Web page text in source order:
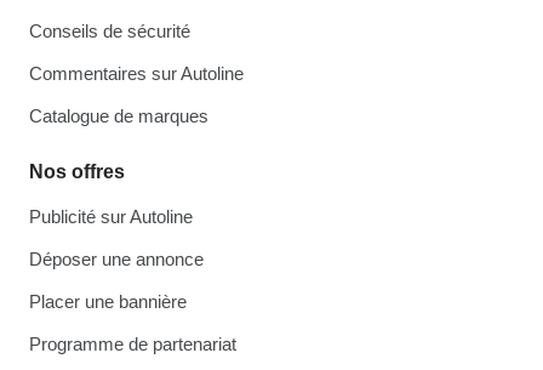
Conseils de sécurité
Commentaires sur Autoline
Catalogue de marques
Nos offres
Publicité sur Autoline
Déposer une annonce
Placer une bannière
Programme de partenariat